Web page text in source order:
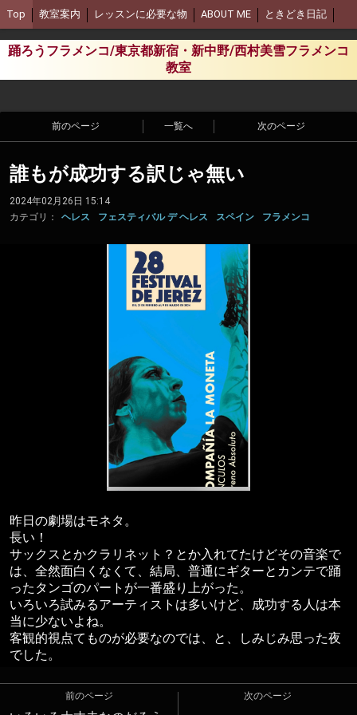
Top 教室案内 レッスンに必要な物 ABOUT ME ときどき日記
踊ろうフラメンコ/東京都新宿・新中野/西村美雪フラメンコ
教室
前のページ 一覧へ 次のページ
誰もが成功する訳じゃ無い
2024年02月26日 15:14
カテゴリ：
ヘレス フェスティバル デ ヘレス スペイン フラメンコ
昨日の劇場はモネタ。
長い！
サックスとかクラリネット？とか入れてたけどその音楽で
は、全然面白くなくて、結局、普通にギターとカンテで踊
ったタンゴのパートが一番盛り上がった。
いろいろ試みるアーティストは多いけど、成功する人は本
当に少ないよね。
客観的視点てものが必要なのでは、と、しみじみ思った夜
でした。
前のページ 次のページ